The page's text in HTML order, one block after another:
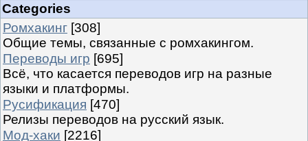
Categories
Ромхакинг [308]
Общие темы, связанные с ромхакингом.
Переводы игр [695]
Всё, что касается переводов игр на разные
языки и платформы.
Русификация [470]
Релизы переводов на русский язык.
Мод-хаки [2216]